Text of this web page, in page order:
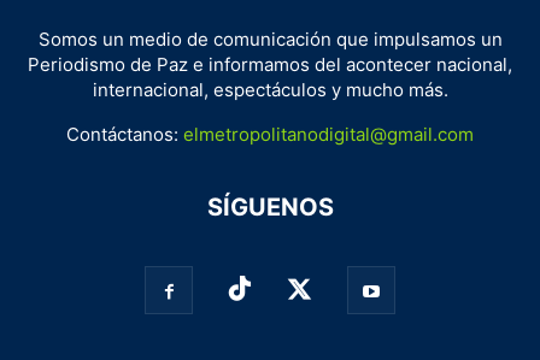
Somos un medio de comunicación que impulsamos un
Periodismo de Paz e informamos del acontecer nacional,
internacional, espectáculos y mucho más.
Contáctanos: elmetropolitanodigital@gmail.com
SÍGUENOS